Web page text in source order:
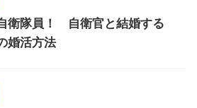
衛隊員！ 自衛官と結婚する
婚活方法